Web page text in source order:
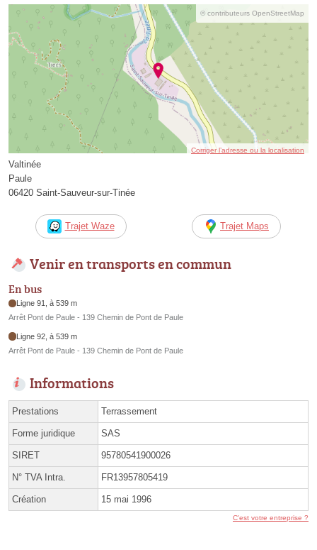
© contributeurs OpenStreetMap
Corriger l’adresse ou la localisation
Valtinée
Paule
06420 Saint-Sauveur-sur-Tinée
Trajet Waze Trajet Maps
Venir en transports en commun
En bus
Ligne 91, à 539 m
Arrêt Pont de Paule - 139 Chemin de Pont de Paule
Ligne 92, à 539 m
Arrêt Pont de Paule - 139 Chemin de Pont de Paule
Informations
Prestations Terrassement
Forme juridique SAS
SIRET 95780541900026
N° TVA Intra. FR13957805419
Création 15 mai 1996
C'est votre entreprise ?